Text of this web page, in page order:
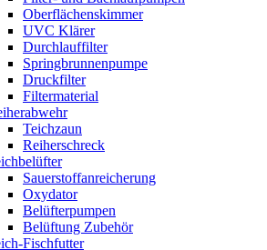
Oberflächenskimmer
UVC Klärer
Durchlauffilter
Springbrunnenpumpe
Druckfilter
Filtermaterial
Teichzaun
Reiherschreck
Sauerstoffanreicherung
Oxydator
Belüfterpumpen
Belüftung Zubehör
Fischfutter